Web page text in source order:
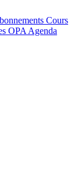
Cours
OPA Agenda